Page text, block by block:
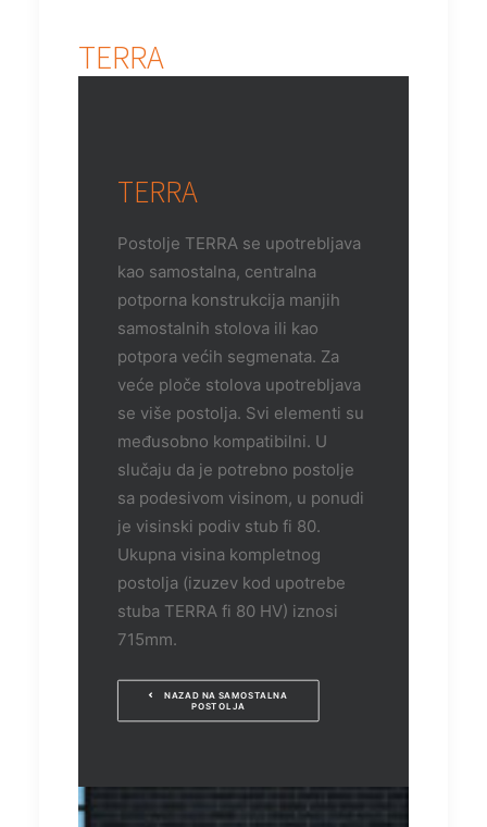
TERRA
TERRA
Postolje TERRA se upotrebljava
kao samostalna, centralna
potporna konstrukcija manjih
samostalnih stolova ili kao
potpora većih segmenata. Za
veće ploče stolova upotrebljava
se više postolja. Svi elementi su
međusobno kompatibilni. U
slučaju da je potrebno postolje
sa podesivom visinom, u ponudi
je visinski podiv stub fi 80.
Ukupna visina kompletnog
postolja (izuzev kod upotrebe
stuba TERRA fi 80 HV) iznosi
715mm.
NAZAD NA SAMOSTALNA
POSTOLJA